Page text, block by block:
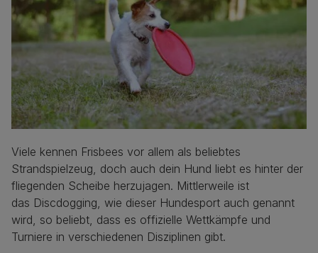
Viele kennen Frisbees vor allem als beliebtes
Strandspielzeug, doch auch dein Hund liebt es hinter der
fliegenden Scheibe herzujagen. Mittlerweile ist
das Discdogging, wie dieser Hundesport auch genannt
wird, so beliebt, dass es offizielle Wettkämpfe und
Turniere in verschiedenen Disziplinen gibt.